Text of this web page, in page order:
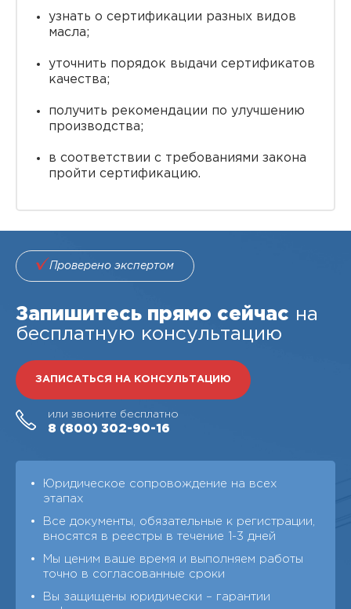
узнать о сертификации разных видов
масла;
уточнить порядок выдачи сертификатов
качества;
получить рекомендации по улучшению
производства;
в соответствии с требованиями закона
пройти сертификацию.
Проверено экспертом
Запишитесь прямо сейчас на
бесплатную консультацию
ЗАПИСАТЬСЯ НА КОНСУЛЬТАЦИЮ
или звоните бесплатно
8 (800) 302-90-16
Юридическое сопровождение на всех
этапах
Все документы, обязательные к регистрации,
вносятся в реестры в течение 1-3 дней
Мы ценим ваше время и выполняем работы
точно в согласованные сроки
Вы защищены юридически – гарантии